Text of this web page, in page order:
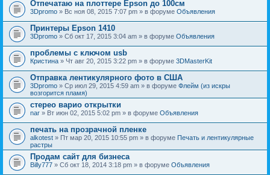
Отпечатаю на плоттере Epson до 100см
3Dpromo » Вс ноя 08, 2015 7:07 pm » в форуме Объявления
Принтеры Epson 1410
3Dpromo » Сб окт 17, 2015 3:04 am » в форуме Объявления
проблемы с ключом usb
Кристина » Чт авг 20, 2015 3:22 pm » в форуме 3DMasterKit
Отправка лентикулярного фото в США
3Dpromo » Ср июл 29, 2015 4:59 am » в форуме Флейм (из искры
возгорится пламя)
стерео варио открытки
nar » Вт июн 02, 2015 5:02 pm » в форуме Объявления
печать на прозрачной пленке
alkotest » Пт мар 20, 2015 10:55 pm » в форуме Печать и лентикулярные
растры
Продам сайт для бизнеса
Billy777 » Сб окт 18, 2014 3:18 pm » в форуме Объявления